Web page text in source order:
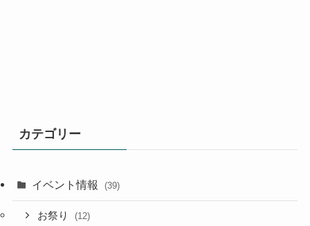
カテゴリー
イベント情報 (39)
お祭り (12)